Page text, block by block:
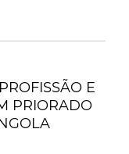
E
PRIORADO